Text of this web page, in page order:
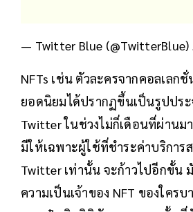
— Twitter Blue (@TwitterBlue)
NFTs เช่น ตัวละครจากคอลเลกชั่
ยอดนิยมได้ปรากฏขึ้นเป็นรูปปร
Twitter ในช่วงไม่กี่เดือนที่ผ่าน
มีให้เฉพาะผู้ใช้ที่ชำระค่าบริการ
Twitter เท่านั้น จะก้าวไปอีกขั้น
ความเป็นเจ้าของ NFT ของใครบ